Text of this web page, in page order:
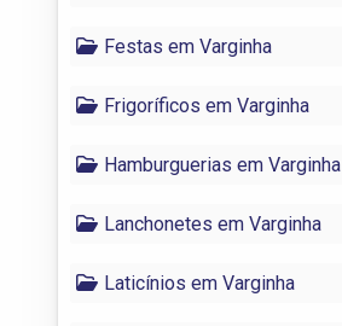
Festas em Varginha
Frigoríficos em Varginha
Hamburguerias em Varginha
Lanchonetes em Varginha
Laticínios em Varginha